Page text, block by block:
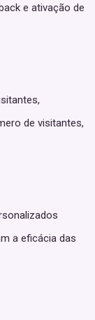
e ativação de
de visitantes,
a eficácia das